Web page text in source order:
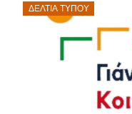
ΔΕΛΤΊΑ ΤΎΠΟΥ
Posted
on